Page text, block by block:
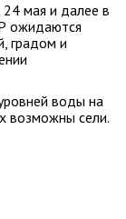
мая и далее в
ожидаются
градом и
воды на
возможны сели.